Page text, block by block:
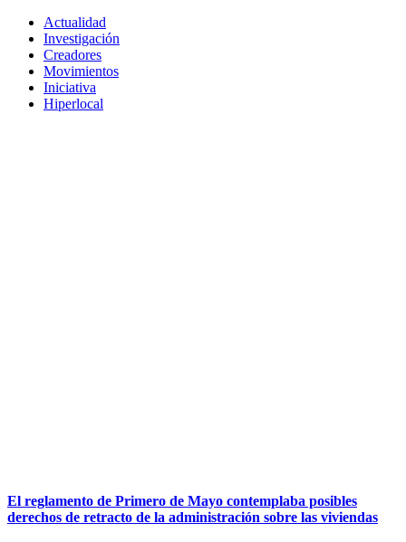
Actualidad
Investigación
Creadores
Movimientos
Iniciativa
Hiperlocal
El reglamento de Primero de Mayo contemplaba posibles
derechos de retracto de la administración sobre las viviendas